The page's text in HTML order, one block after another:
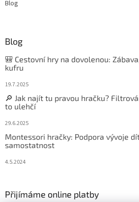
Blog
Blog
🎒 Cestovní hry na dovolenou:
kufru
19.7.2025
🔎 Jak najít tu pravou hračku?
to ulehčí
29.6.2025
Montessori hračky: Podpora vývoje
samostatnost
4.5.2024
Přijímáme online platby